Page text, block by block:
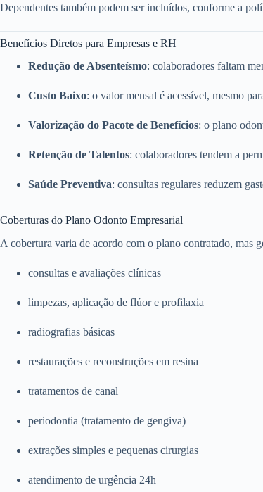
Dependentes também podem ser incluídos, conforme a
Benefícios Diretos para Empresas e RH
Redução de Absenteísmo: colaboradores faltam
Custo Baixo: o valor mensal é acessível, mesmo
Valorização do Pacote de Benefícios: o plano
Retenção de Talentos: colaboradores tendem a
Saúde Preventiva: consultas regulares reduzem
Coberturas do Plano Odonto Empresarial
A cobertura varia de acordo com o plano contratado, mas
consultas e avaliações clínicas
limpezas, aplicação de flúor e profilaxia
radiografias básicas
restaurações e reconstruções em resina
tratamentos de canal
periodontia (tratamento de gengiva)
extrações simples e pequenas cirurgias
atendimento de urgência 24h